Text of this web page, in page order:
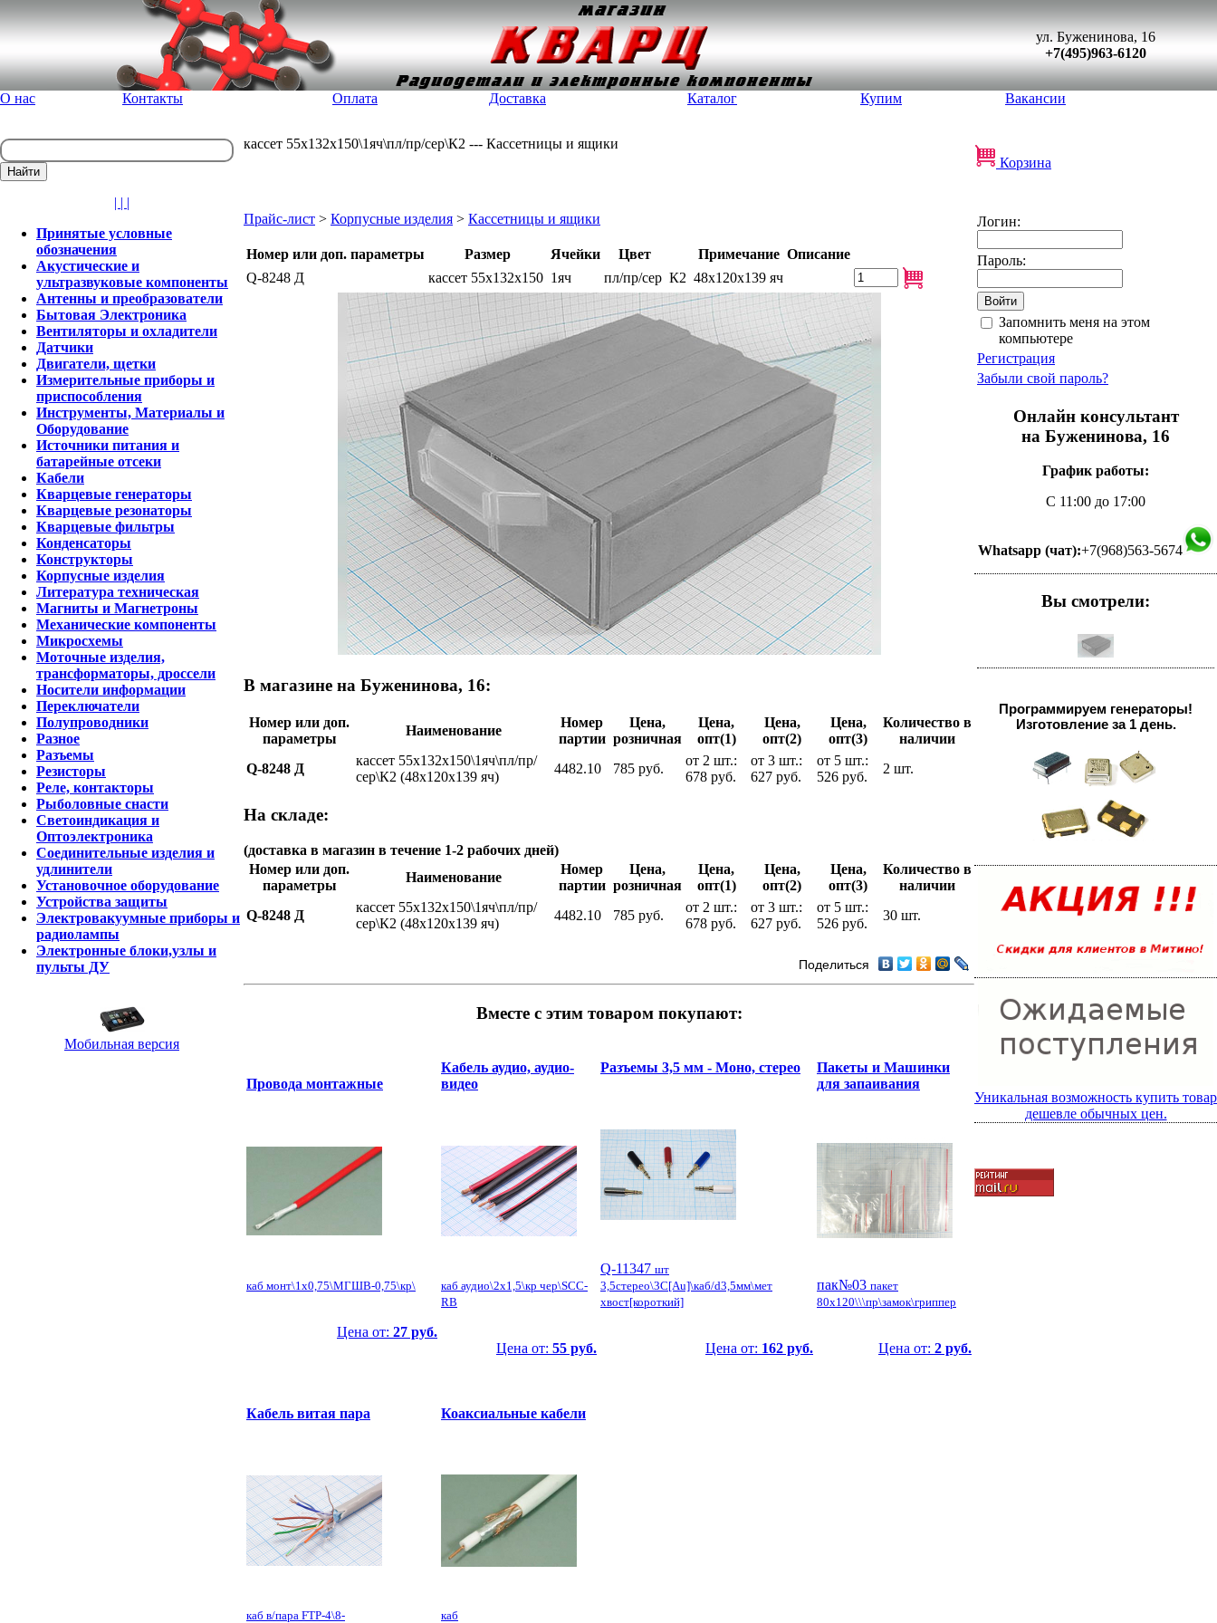
ул. Буженинова, 16
+7(495)963-6120
О нас Контакты Оплата Доставка Каталог Купим Вакансии
кассет 55x132x150\1яч\пл/пр/сер\К2 --- Кассетницы и ящики
Корзина
| | |
Принятые условные
обозначения
Акустические и
ультразвуковые компоненты
Антенны и преобразователи
Бытовая Электроника
Вентиляторы и охладители
Датчики
Двигатели, щетки
Измерительные приборы и
приспособления
Инструменты, Материалы и
Оборудование
Источники питания и
батарейные отсеки
Кабели
Кварцевые генераторы
Кварцевые резонаторы
Кварцевые фильтры
Конденсаторы
Конструкторы
Корпусные изделия
Литература техническая
Магниты и Магнетроны
Механические компоненты
Микросхемы
Моточные изделия,
трансформаторы, дроссели
Носители информации
Переключатели
Полупроводники
Разное
Разъемы
Резисторы
Реле, контакторы
Рыболовные снасти
Светоиндикация и
Оптоэлектроника
Соединительные изделия и
удлинители
Установочное оборудование
Устройства защиты
Электровакуумные приборы и
радиолампы
Электронные блоки,узлы и
пульты ДУ
Мобильная версия
Прайс-лист > Корпусные изделия > Кассетницы и ящики
Номер или доп. параметры Размер Ячейки Цвет Примечание Описание
Q-8248 Д
кассет 55x132x150 1яч пл/пр/сер К2 48x120x139 яч
В магазине на Буженинова, 16:
Номер или доп.
параметры
Наименование
Номер
партии
Цена,
розничная
Цена,
опт(1)
Цена,
опт(2)
Цена,
опт(3)
Количество в
наличии
Q-8248 Д
кассет 55x132x150\1яч\пл/пр/
сер\К2 (48x120x139 яч)
4482.10 785 руб.
от 2 шт.:
678 руб.
от 3 шт.:
627 руб.
от 5 шт.:
526 руб.
2 шт.
На складе:
(доставка в магазин в течение 1-2 рабочих дней)
Номер или доп.
параметры
Наименование
Номер
партии
Цена,
розничная
Цена,
опт(1)
Цена,
опт(2)
Цена,
опт(3)
Количество в
наличии
Q-8248 Д
кассет 55x132x150\1яч\пл/пр/
сер\К2 (48x120x139 яч)
4482.10 785 руб.
от 2 шт.:
678 руб.
от 3 шт.:
627 руб.
от 5 шт.:
526 руб.
30 шт.
Поделиться
Вместе с этим товаром покупают:
Провода монтажные
каб монт\1x0,75\МГШВ-0,75\кр\
Цена от: 27 руб.
Кабель аудио, аудио-
видео
каб аудио\2x1,5\кр чер\SCC-
RB
Цена от: 55 руб.
Разъемы 3,5 мм - Моно, стерео
Q-11347 шт
3,5стерео\3C[Au]\каб/d3,5мм\мет
хвост[короткий]
Цена от: 162 руб.
Пакеты и Машинки
для запаивания
пак№03 пакет
80x120\\\пр\замок\гриппер
Цена от: 2 руб.
Кабель витая пара
каб в/пара FTP-4\8-
Коаксиальные кабели
каб
Логин:
Пароль:
Запомнить меня на этом
компьютере
Регистрация
Забыли свой пароль?
Онлайн консультант
на Буженинова, 16
График работы:
С 11:00 до 17:00
Whatsapp (чат):+7(968)563-5674
Вы смотрели:
Программируем генераторы!
Изготовление за 1 день.
Уникальная возможность купить товар
дешевле обычных цен.